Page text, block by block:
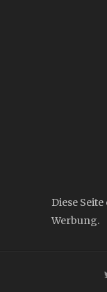
Diese
Werbung.